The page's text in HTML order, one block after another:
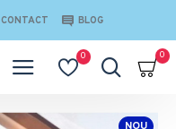
CONTACT BLOG
0 0